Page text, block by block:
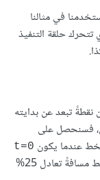
وقد استخدمنا في مثالنا
خطوةً مقدارها "0.05"، أي تتحرك حلقة التنفيذ
تبعد عن بدايته
فسنحصل على
عندما يكون t=0
مثلًا، كما ستبعد النقطة الأولى عن بداية الخط مسافةً تعادل 25%